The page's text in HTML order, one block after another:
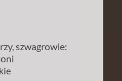
szwagrowie: